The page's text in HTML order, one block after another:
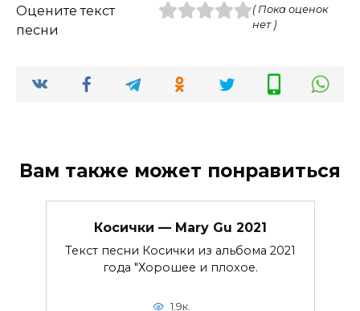
Оцените текст
песни
( Пока оценок
нет )
Вам также может понравиться
Косички — Mary Gu 2021
Текст песни Косички из альбома 2021
года "Хорошее и плохое.
1.9к.